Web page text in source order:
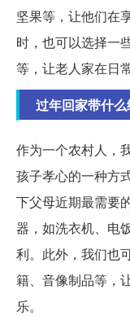
坚果等，让他们在
时，也可以选择一
等，让老人家在日
过年回家带什么
作为一个农村人，
孩子孝心的一种方
下父母近期最需要
器，如洗衣机、电
利。此外，我们也
籍、音像制品等，
乐。